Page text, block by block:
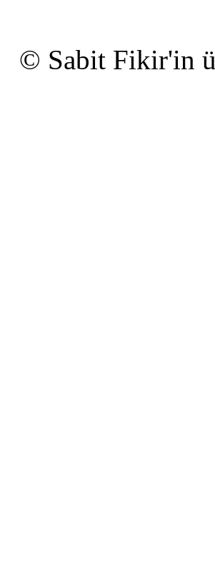
© Sabit Fikir'in